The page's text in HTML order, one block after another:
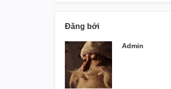
Đăng bởi
Admin